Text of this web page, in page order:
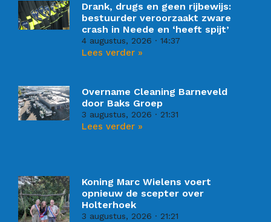
Drank, drugs en geen rijbewijs:
bestuurder veroorzaakt zware
crash in Neede en ‘heeft spijt’
4 augustus, 2026 14:37
Lees verder »
Overname Cleaning Barneveld
door Baks Groep
3 augustus, 2026 21:31
Lees verder »
Koning Marc Wielens voert
opnieuw de scepter over
Holterhoek
3 augustus, 2026 21:21